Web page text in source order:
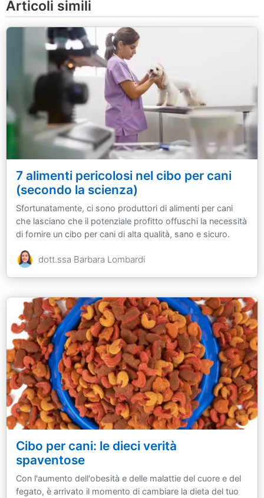
Articoli simili
7 alimenti pericolosi nel cibo per cani
(secondo la scienza)
Sfortunatamente, ci sono produttori di alimenti per cani
che lasciano che il potenziale profitto offuschi la necessità
di fornire un cibo per cani di alta qualità, sano e sicuro.
dott.ssa Barbara Lombardi
Cibo per cani: le dieci verità
spaventose
Con l'aumento dell'obesità e delle malattie del cuore e del
fegato, è arrivato il momento di cambiare la dieta del tuo